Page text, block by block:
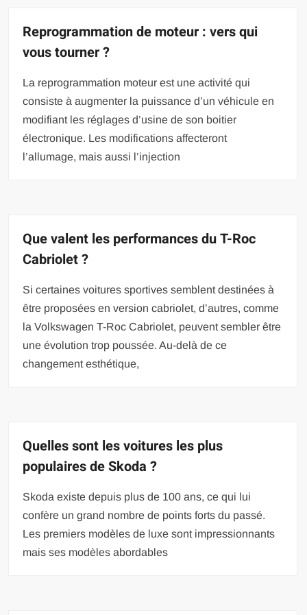
Reprogrammation de moteur : vers qui
vous tourner ?
La reprogrammation moteur est une activité qui
consiste à augmenter la puissance d’un véhicule en
modifiant les réglages d’usine de son boitier
électronique. Les modifications affecteront
l’allumage, mais aussi l’injection
Que valent les performances du T-Roc
Cabriolet ?
Si certaines voitures sportives semblent destinées à
être proposées en version cabriolet, d’autres, comme
la Volkswagen T-Roc Cabriolet, peuvent sembler être
une évolution trop poussée. Au-delà de ce
changement esthétique,
Quelles sont les voitures les plus
populaires de Skoda ?
Skoda existe depuis plus de 100 ans, ce qui lui
confère un grand nombre de points forts du passé.
Les premiers modèles de luxe sont impressionnants
mais ses modèles abordables